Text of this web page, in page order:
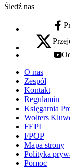
Śledź nas
x - otwiera
O nas
Zespół
Kontakt
Regulamin
Księgarnia
Wolters
FEPI
FPOP
Mapa strony
Polityka
Pomoc